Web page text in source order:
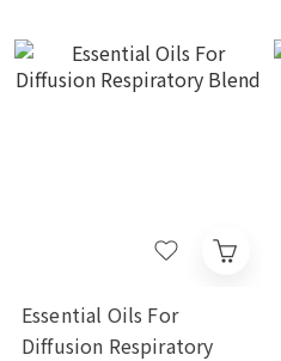
Essential Oils For
Diffusion Respiratory